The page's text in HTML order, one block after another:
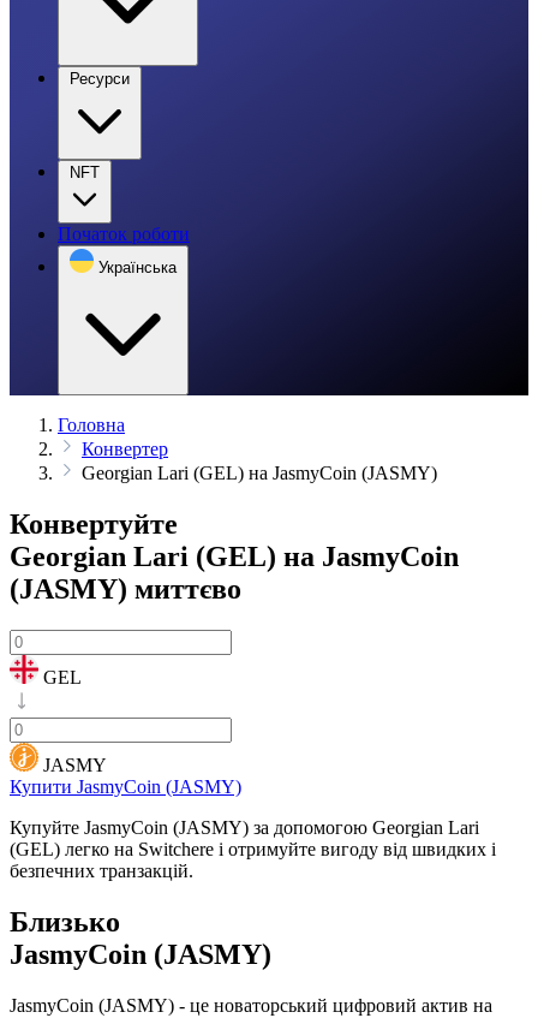
Ресурси
NFT
Початок роботи
Українська
Головна
Конвертер
Georgian Lari (GEL) на JasmyCoin (JASMY)
Конвертуйте
Georgian Lari (GEL) на JasmyCoin
(JASMY) миттєво
GEL
JASMY
Купити JasmyCoin (JASMY)
Купуйте JasmyCoin (JASMY) за допомогою Georgian Lari
(GEL) легко на Switchere і отримуйте вигоду від швидких і
безпечних транзакцій.
Близько
JasmyCoin (JASMY)
JasmyCoin (JASMY) - це новаторський цифровий актив на